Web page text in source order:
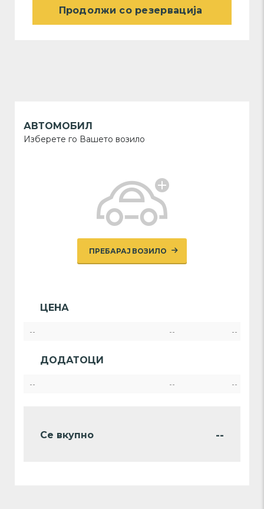
Продолжи со резервација
АВТОМОБИЛ
Изберете го Вашето возило
ПРЕБАРАЈ ВОЗИЛО
ЦЕНА
-- -- --
ДОДАТОЦИ
-- -- --
Се вкупно --